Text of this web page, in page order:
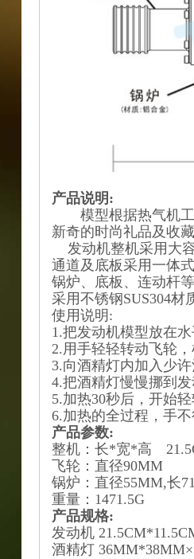
产品说明:
模型根据热气机工
新奇的时尚礼品及收
发动机整机采用大
通道及底板采用一体
锅炉、底板、连动杆
采用不锈钢SUS304
使用说明:
1.把发动机模型放在
2.用手轻轻转动飞轮
3.向酒精灯内加入少
4.把酒精灯慢慢挪到
5.加热30秒后，开始
6.加热的全过程，手
产品参数:
整机：长*宽*高
飞轮：直径90MM
锅炉：直径55MM,长
重量：1471.5G
产品规格:
发动机
酒精灯